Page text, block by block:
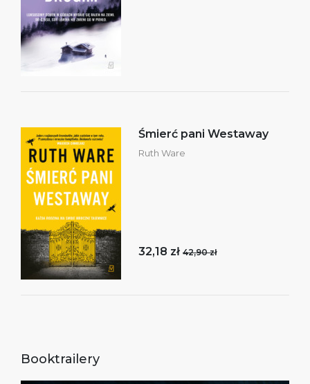
Śmierć pani Westaway
Ruth Ware
32,18 zł 42,90 zł
Booktrailery